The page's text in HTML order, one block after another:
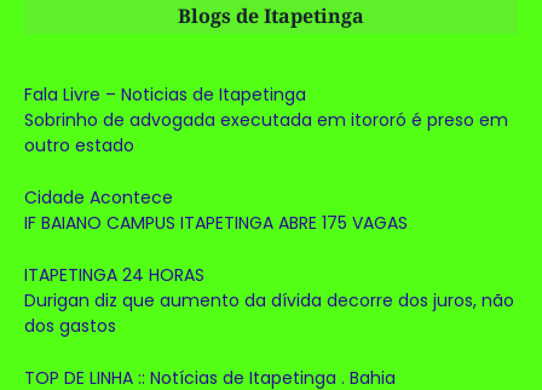
Blogs de Itapetinga
Fala Livre – Noticias de Itapetinga
Sobrinho de advogada executada em itororó é preso em
outro estado
Cidade Acontece
IF BAIANO CAMPUS ITAPETINGA ABRE 175 VAGAS
ITAPETINGA 24 HORAS
Durigan diz que aumento da dívida decorre dos juros, não
dos gastos
TOP DE LINHA :: Notícias de Itapetinga . Bahia